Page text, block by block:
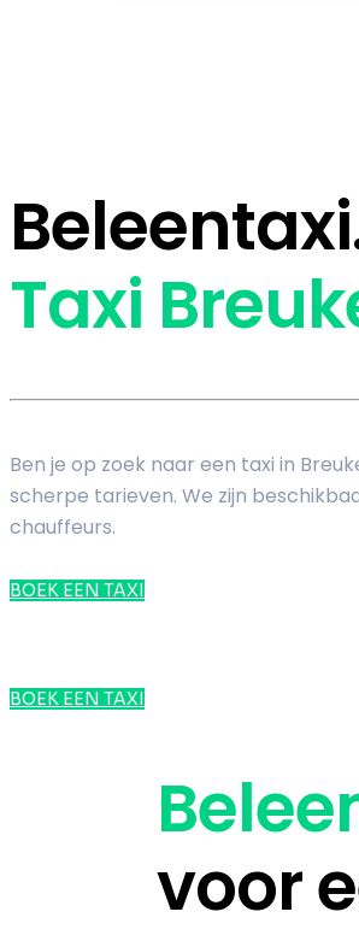
Taxi
Ben je op zoek naar een taxi in
scherpe tarieven. We zijn
chauffeurs.
BOEK EEN TAXI
BOEK EEN TAXI
voor